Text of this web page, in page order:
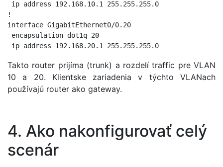
ip address 192.168.10.1 255.255.255.0
!
interface GigabitEthernet0/0.20
encapsulation dot1q 20
Takto router prijíma (trunk) a rozdelí traffic pre VLAN
10 a 20. Klientske zariadenia v týchto VLANach
používajú router ako gateway.
4. Ako nakonfigurovať celý
scenár